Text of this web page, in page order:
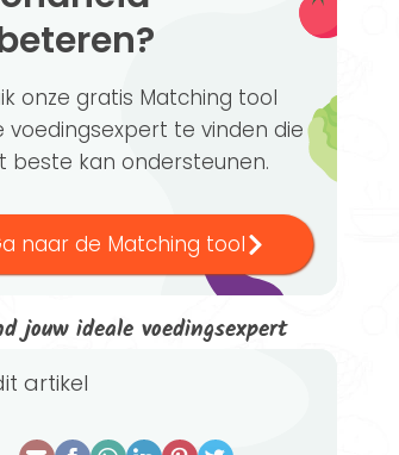
onze gratis Matching tool
voedingsexpert te vinden die
beste kan ondersteunen.
naar de Matching tool
jouw ideale voedingsexpert
artikel